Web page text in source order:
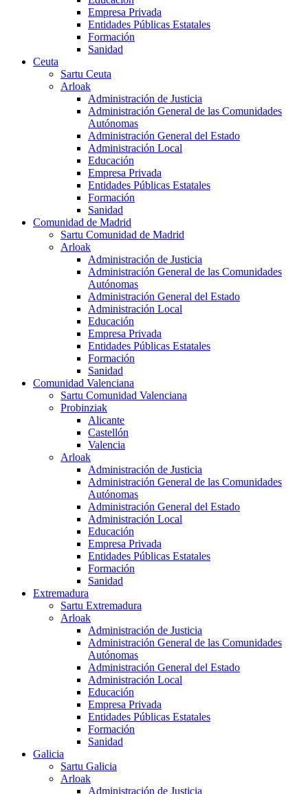
Empresa Privada
Entidades Públicas Estatales
Formación
Sanidad
Ceuta
Sartu Ceuta
Arloak
Administración de Justicia
Administración General de las Comunidades
Autónomas
Administración General del Estado
Administración Local
Educación
Empresa Privada
Entidades Públicas Estatales
Formación
Sanidad
Comunidad de Madrid
Sartu Comunidad de Madrid
Arloak
Administración de Justicia
Administración General de las Comunidades
Autónomas
Administración General del Estado
Administración Local
Educación
Empresa Privada
Entidades Públicas Estatales
Formación
Sanidad
Comunidad Valenciana
Sartu Comunidad Valenciana
Probinziak
Alicante
Castellón
Valencia
Arloak
Administración de Justicia
Administración General de las Comunidades
Autónomas
Administración General del Estado
Administración Local
Educación
Empresa Privada
Entidades Públicas Estatales
Formación
Sanidad
Extremadura
Sartu Extremadura
Arloak
Administración de Justicia
Administración General de las Comunidades
Autónomas
Administración General del Estado
Administración Local
Educación
Empresa Privada
Entidades Públicas Estatales
Formación
Sanidad
Galicia
Sartu Galicia
Arloak
Administración de Justicia